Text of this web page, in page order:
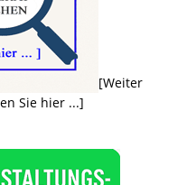
[Weiter
Sie hier ...]